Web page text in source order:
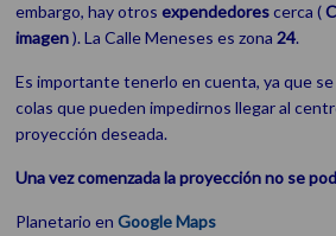
embargo, hay otrosexpendedorescerca (
imagen). La Calle Meneses es zona24.
Es importante tenerlo en cuenta, ya que
colas que pueden impedirnos llegar al
proyección deseada.
Una vez comenzada la proyección no se
Planetario enGoogle Maps